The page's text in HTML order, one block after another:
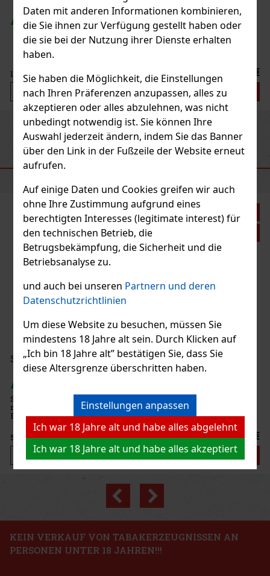
Daten mit anderen Informationen kombinieren,
die Sie ihnen zur Verfügung gestellt haben oder
die sie bei der Nutzung ihrer Dienste erhalten
haben.
Sie haben die Möglichkeit, die Einstellungen
nach Ihren Präferenzen anzupassen, alles zu
akzeptieren oder alles abzulehnen, was nicht
unbedingt notwendig ist. Sie können Ihre
Auswahl jederzeit ändern, indem Sie das Banner
über den Link in der Fußzeile der Website erneut
aufrufen.
Auf einige Daten und Cookies greifen wir auch
ohne Ihre Zustimmung aufgrund eines
berechtigten Interesses (legitimate interest) für
den technischen Betrieb, die
Betrugsbekämpfung, die Sicherheit und die
Betriebsanalyse zu.
und auch bei unseren Partnern und deren
Datenschutzrichtlinien
Um diese Website zu besuchen, müssen Sie
mindestens 18 Jahre alt sein. Durch Klicken auf
„Ich bin 18 Jahre alt” bestätigen Sie, dass Sie
diese Altersgrenze überschritten haben.
Einstellungen anpassen
Ich war 18 Jahre alt und habe alles abgelehnt
Ich war 18 Jahre alt und habe alles akzeptiert
(> 5 st)
21.50 €
Bestellen
(> 5 st)
44.90 €
Bestellen
Neu
Robusto 1/15
PreviousNext
EMPFOHLENE PRODUKTE
Rabatt: 21%
Berri 50g
(3 st)
Berri 50 g – türkischer heller Wasserpfeifentabak
einer würzigen Mischung aus Himbeeren und
6.40 €
Bestellen
Rabatt: 24%
Previous
KEIN VERKAUF VON TABAKERZEUGNISSEN AN
PERSONEN UNTER 18 JAHREN!!!